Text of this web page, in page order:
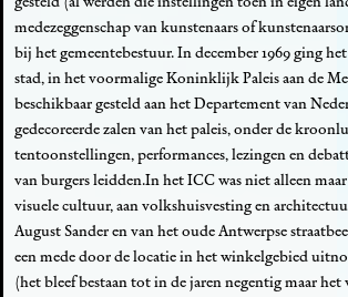
medezeggenschap van kunstenaars of
bij het gemeentebestuur. In december 1969 ging
stad, in het voormalige Koninklijk Paleis aan de
beschikbaar gesteld aan het Departement van
gedecoreerde zalen van het paleis, onder de
tentoonstellingen, performances, lezingen en
van burgers leidden.In het ICC was niet alleen
visuele cultuur, aan volkshuisvesting en
August Sander en van het oude Antwerpse
een mede door de locatie in het winkelgebied
(het bleef bestaan tot in de jaren negentig maar